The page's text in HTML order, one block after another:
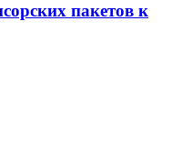
пакетов к